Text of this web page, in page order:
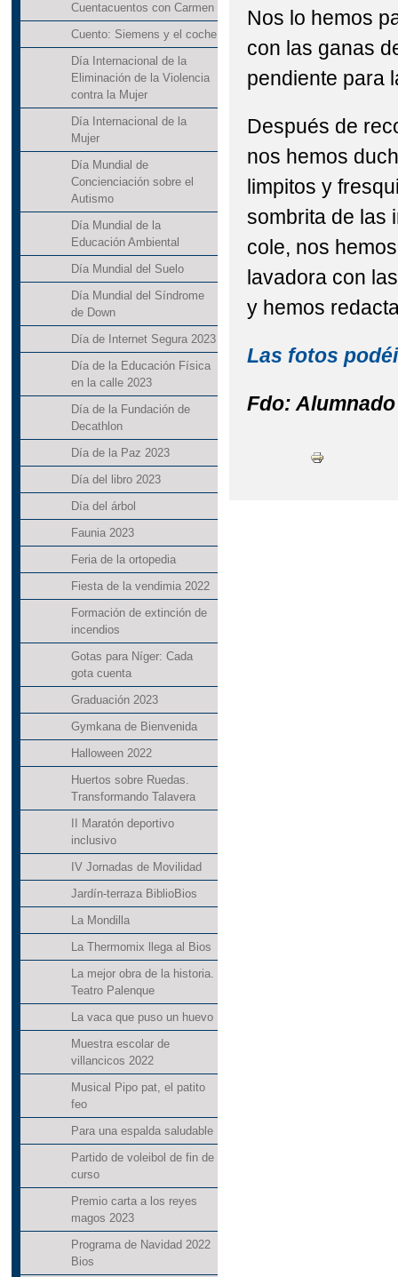
Cuentacuentos con Carmen
Cuento: Siemens y el coche
Día Internacional de la
Eliminación de la Violencia
contra la Mujer
Día Internacional de la
Mujer
Día Mundial de
Concienciación sobre el
Autismo
Día Mundial de la
Educación Ambiental
Día Mundial del Suelo
Día Mundial del Síndrome
de Down
Día de Internet Segura 2023
Día de la Educación Física
en la calle 2023
Día de la Fundación de
Decathlon
Día de la Paz 2023
Día del libro 2023
Día del árbol
Faunia 2023
Feria de la ortopedia
Fiesta de la vendimia 2022
Formación de extinción de
incendios
Gotas para Níger: Cada
gota cuenta
Graduación 2023
Gymkana de Bienvenida
Halloween 2022
Huertos sobre Ruedas.
Transformando Talavera
II Maratón deportivo
inclusivo
IV Jornadas de Movilidad
Jardín-terraza BiblioBios
La Mondilla
La Thermomix llega al Bios
La mejor obra de la historia.
Teatro Palenque
La vaca que puso un huevo
Muestra escolar de
villancicos 2022
Musical Pipo pat, el patito
feo
Para una espalda saludable
Partido de voleibol de fin de
curso
Premio carta a los reyes
magos 2023
Programa de Navidad 2022
Bios
Nos lo hemos
con las ganas
pendiente para
Después de
nos hemos
limpitos y
sombrita de las
cole, nos
lavadora con
y hemos
Las fotos
Fdo: Alumnado